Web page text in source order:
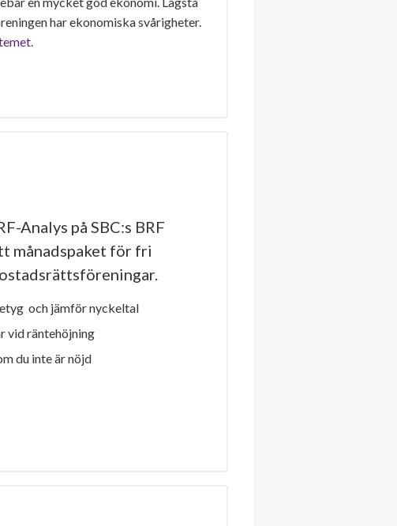
har ekonomiska svårigheter.
Analys på SBC:s BRF
månadspaket för fri
och jämför nyckeltal
vid räntehöjning
du inte är nöjd